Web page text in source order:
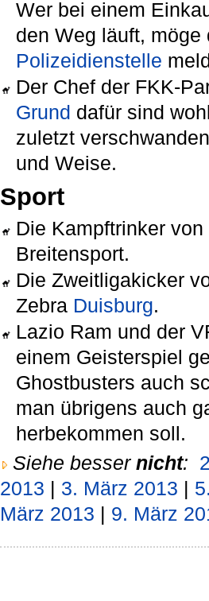
Wer bei einem
den Weg läuft,
Polizeidienstelle
Der Chef der FKK-
Grund dafür sind
zuletzt
und Weise.
Sport
Die Kampftrinker von
Breitensport.
Die Zweitligakicker
Zebra Duisburg.
Lazio Ram und der
einem Geisterspiel
Ghostbusters auch
man übrigens auch
herbekommen soll.
Siehe besser nicht:
2013
3. März 2013
März 2013
9. März